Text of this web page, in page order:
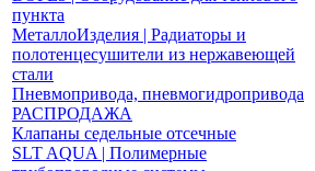
пункта
МеталлоИзделия | Радиаторы и
полотенцесушители из нержавеющей
стали
Пневмопривода, пневмогидропривода
РАСПРОДАЖА
Клапаны седельные отсечные
SLT AQUA | Полимерные